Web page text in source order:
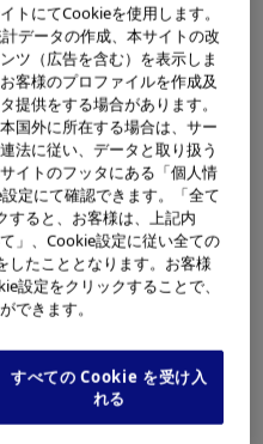
トにてCookieを使用します。
データの作成、本サイトの改
ツ（広告を含む）を表示しま
客様のプロファイルを作成及
提供をする場合があります。
国外に所在する場合は、サー
法に従い、データと取り扱う
イトのフッタにある「個人情
定にて確認できます。「全て
すると、お客様は、上記内
」、Cookie設定に従い全ての
したこととなります。お客様
設定をクリックすることで、
できます。
すべての Cookie を受け入
れる